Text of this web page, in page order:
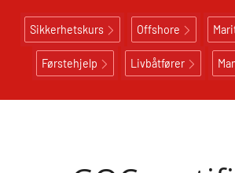
Sikkerhetskurs Offshore
Førstehjelp Livbåtfører